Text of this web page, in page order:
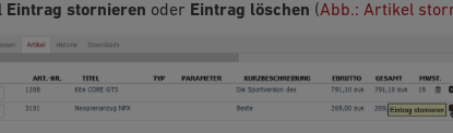
Eintrag stornieren oder Eintrag löschen (Abb.: Artikel